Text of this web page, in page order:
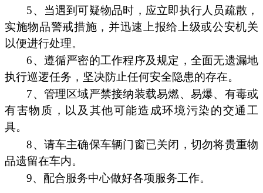
5、当遇到可疑物品时，应立即执行人员疏散，
实施物品警戒措施，并迅速上报给上级或公安机关
以便进行处理。
6、遵循严密的工作程序及规定，全面无遗漏地
执行巡逻任务，坚决防止任何安全隐患的存在。
7、管理区域严禁接纳装载易燃、易爆、有毒或
有害物质，以及其他可能造成环境污染的交通工
具。
8、请车主确保车辆门窗已关闭，切勿将贵重物
品遗留在车内。
9、配合服务中心做好各项服务工作。